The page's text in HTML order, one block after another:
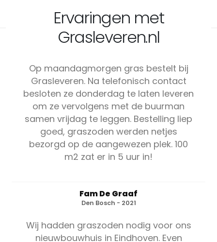
Ervaringen met
Grasleveren.nl
Op maandagmorgen gras bestelt bij
Grasleveren. Na telefonisch contact
besloten ze donderdag te laten leveren
om ze vervolgens met de buurman
samen vrijdag te leggen. Bestelling liep
goed, graszoden werden netjes
bezorgd op de aangewezen plek. 100
m2 zat er in 5 uur in!
Fam De Graaf
Den Bosch - 2021
Wij hadden graszoden nodig voor ons
nieuwbouwhuis in Eindhoven. Even